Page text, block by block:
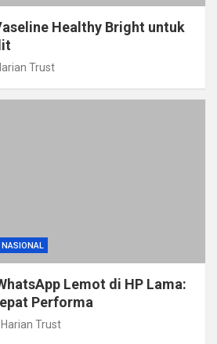
Healthy Bright untuk
Trust
NASIONAL
Lemot di HP Lama:
Performa
Harian Trust